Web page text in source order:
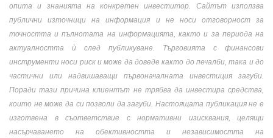
опита и знанията на конкретен инвеститор. Сайтът използва
публични източници на информация и не носи отговорност за
точността и пълнотата на информацията, както и за периода на
актуалността ѝ след публикуване. Търговията с финансови
инструменти носи риск и може да доведе както до печалби, така и до
частични или надвишаващи първоначалната инвестиция загуби.
Поради тази причина клиентът не трябва да инвестира средства,
които не може да си позволи да загуби. Настоящата публикация не е
изготвена в съответствие с нормативни изисквания, целящи
насърчаването на обективността и независимостта на